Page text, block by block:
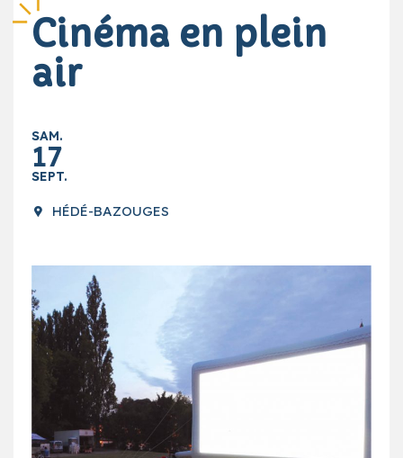
Cinéma en plein
air
SAM.
17
SEPT.
HÉDÉ-BAZOUGES